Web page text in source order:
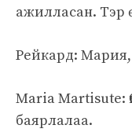
ажилласан. Тэр
Рейкард:
Maria Martisute:
баярлалаа.